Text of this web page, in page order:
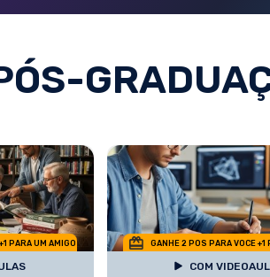
PARA UM AMIGO GANHE 2 POS PARA VOCE +1
COM